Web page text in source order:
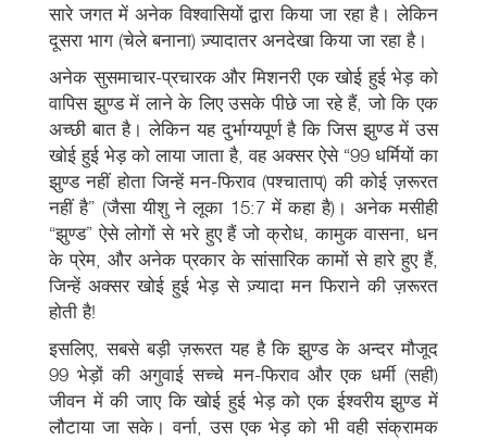
सारे जगत में अनेक विश्वासियों द्वारा किया जा रहा है। लेकिन
दूसरा भाग (चेले बनाना) ज़्यादातर अनदेखा किया जा रहा है।
अनेक सुसमाचार-प्रचारक और मिशनरी एक खोई हुई भेड़ को
वापिस झुण्ड में लाने के लिए उसके पीछे जा रहे हैं, जो कि एक
अच्छी बात है। लेकिन यह दुर्भाग्यपूर्ण है कि जिस झुण्ड में उस
खोई हुई भेड़ को लाया जाता है, वह अक्सर ऐसे “99 धर्मियों का
झुण्ड नहीं होता जिन्हें मन-फिराव (पश्चाताप्) की कोई ज़रूरत
नहीं है” (जैसा यीशु ने लूका 15:7 में कहा है)। अनेक मसीही
“झुण्ड” ऐसे लोगों से भरे हुए हैं जो क्रोध, कामुक वासना, धन
के प्रेम, और अनेक प्रकार के सांसारिक कामों से हारे हुए हैं,
जिन्हें अक्सर खोई हुई भेड़ से ज़्यादा मन फिराने की ज़रूरत
होती है!
इसलिए, सबसे बड़ी ज़रूरत यह है कि झुण्ड के अन्दर मौजूद
99 भेड़ों की अगुवाई सच्चे मन-फिराव और एक धर्मी (सही)
जीवन में की जाए कि खोई हुई भेड़ को एक ईश्वरीय झुण्ड में
लौटाया जा सके। वर्ना, उस एक भेड़ को भी वही संक्रामक